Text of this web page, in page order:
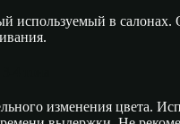
используемый в салонах.
изменения цвета.